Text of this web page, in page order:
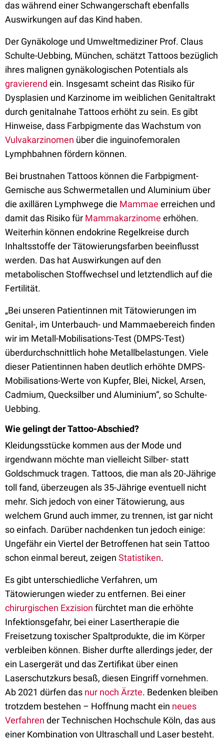
das während einer Schwangerschaft ebenfalls
Auswirkungen auf das Kind haben.
Der Gynäkologe und Umweltmediziner Prof. Claus
Schulte-Uebbing, München, schätzt Tattoos bezüglich
ihres malignen gynäkologischen Potentials als
gravierend ein. Insgesamt scheint das Risiko für
Dysplasien und Karzinome im weiblichen Genitaltrakt
durch genitalnahe Tattoos erhöht zu sein. Es gibt
Hinweise, dass Farbpigmente das Wachstum von
Vulvakarzinomen über die inguinofemoralen
Lymphbahnen fördern können.
Bei brustnahen Tattoos können die Farbpigment-
Gemische aus Schwermetallen und Aluminium über
die axillären Lymphwege die Mammae erreichen und
damit das Risiko für Mammakarzinome erhöhen.
Weiterhin können endokrine Regelkreise durch
Inhaltsstoffe der Tätowierungsfarben beeinflusst
werden. Das hat Auswirkungen auf den
metabolischen Stoffwechsel und letztendlich auf die
Fertilität.
„Bei unseren Patientinnen mit Tätowierungen im
Genital-, im Unterbauch- und Mammaebereich finden
wir im Metall-Mobilisations-Test (DMPS-Test)
überdurchschnittlich hohe Metallbelastungen. Viele
dieser Patientinnen haben deutlich erhöhte DMPS-
Mobilisations-Werte von Kupfer, Blei, Nickel, Arsen,
Cadmium, Quecksilber und Aluminium“, so Schulte-
Uebbing.
Wie gelingt der Tattoo-Abschied?
Kleidungsstücke kommen aus der Mode und
irgendwann möchte man vielleicht Silber- statt
Goldschmuck tragen. Tattoos, die man als 20-Jährige
toll fand, überzeugen als 35-Jährige eventuell nicht
mehr. Sich jedoch von einer Tätowierung, aus
welchem Grund auch immer, zu trennen, ist gar nicht
so einfach. Darüber nachdenken tun jedoch einige:
Ungefähr ein Viertel der Betroffenen hat sein Tattoo
schon einmal bereut, zeigen Statistiken.
Es gibt unterschiedliche Verfahren, um
Tätowierungen wieder zu entfernen. Bei einer
chirurgischen Exzision fürchtet man die erhöhte
Infektionsgefahr, bei einer Lasertherapie die
Freisetzung toxischer Spaltprodukte, die im Körper
verbleiben können. Bisher durfte allerdings jeder, der
ein Lasergerät und das Zertifikat über einen
Laserschutzkurs besaß, diesen Eingriff vornehmen.
Ab 2021 dürfen das nur noch Ärzte. Bedenken bleiben
trotzdem bestehen – Hoffnung macht ein neues
Verfahren der Technischen Hochschule Köln, das aus
einer Kombination von Ultraschall und Laser besteht.